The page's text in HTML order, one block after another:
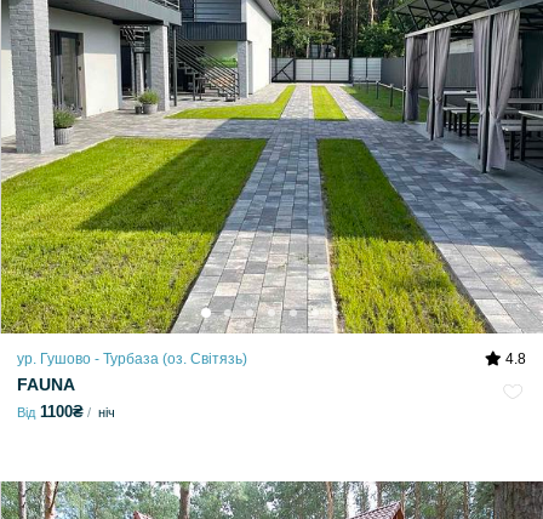
ур. Гушово - Турбаза (оз. Світязь) 4.8
FAUNA
Від 1100₴ ніч